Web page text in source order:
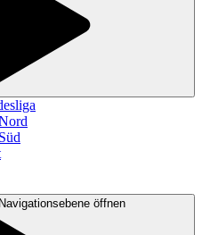
öffnen